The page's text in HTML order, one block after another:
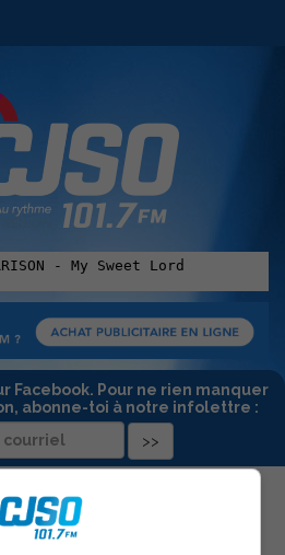
Facebook. Pour ne rien manquer
abonne-toi à notre infolettre :
DU 12 FÉVRIER